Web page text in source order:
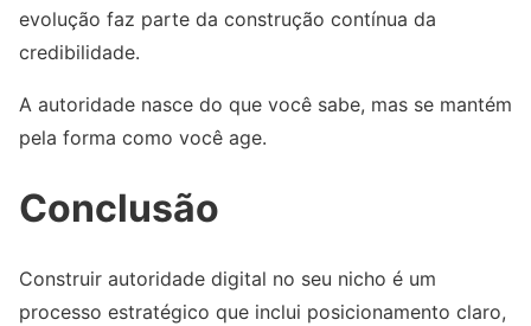
evolução faz parte da construção contínua da
credibilidade.
A autoridade nasce do que você sabe, mas se mantém
pela forma como você age.
Conclusão
Construir autoridade digital no seu nicho é um
processo estratégico que inclui posicionamento claro,